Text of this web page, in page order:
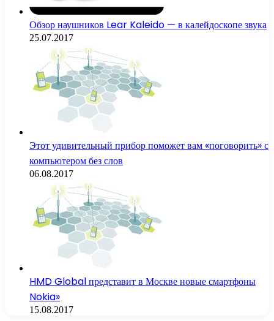
Обзор наушников Lear Kaleido — в калейдоскопе звука
25.07.2017
Этот удивительный прибор поможет вам «поговорить» с
компьютером без слов
06.08.2017
HMD Global представит в Москве новые смартфоны
Nokia»
15.08.2017